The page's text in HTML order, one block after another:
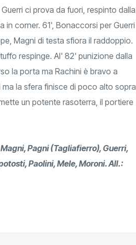
ci prova da fuori, respinto dalla
in corner. 61', Bonaccorsi per Guerri
Magni di testa sfiora il raddoppio.
respinge. Al' 82' punizione dalla
la porta ma Rachini è bravo a
ma la sfera finisce di poco alto sopra
un potente rasoterra, il portiere
Pagni (Tagliafierro), Guerri,
Paolini, Mele, Moroni. All.: